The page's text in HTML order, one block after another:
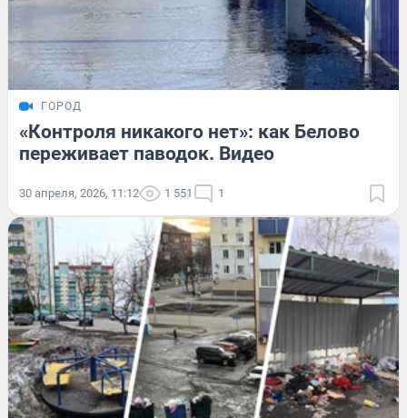
ГОРОД
«Контроля никакого нет»: как Белово
переживает паводок. Видео
30 апреля, 2026, 11:12 1 551 1